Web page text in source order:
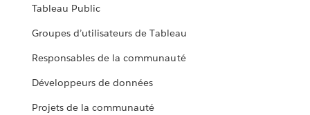
Tableau Public
Groupes d’utilisateurs de Tableau
Responsables de la communauté
Développeurs de données
Projets de la communauté